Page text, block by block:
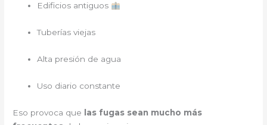
Edificios antiguos
Tuberías viejas
Alta presión de agua
Uso diario constante
Eso provoca que
las fugas sean mucho más